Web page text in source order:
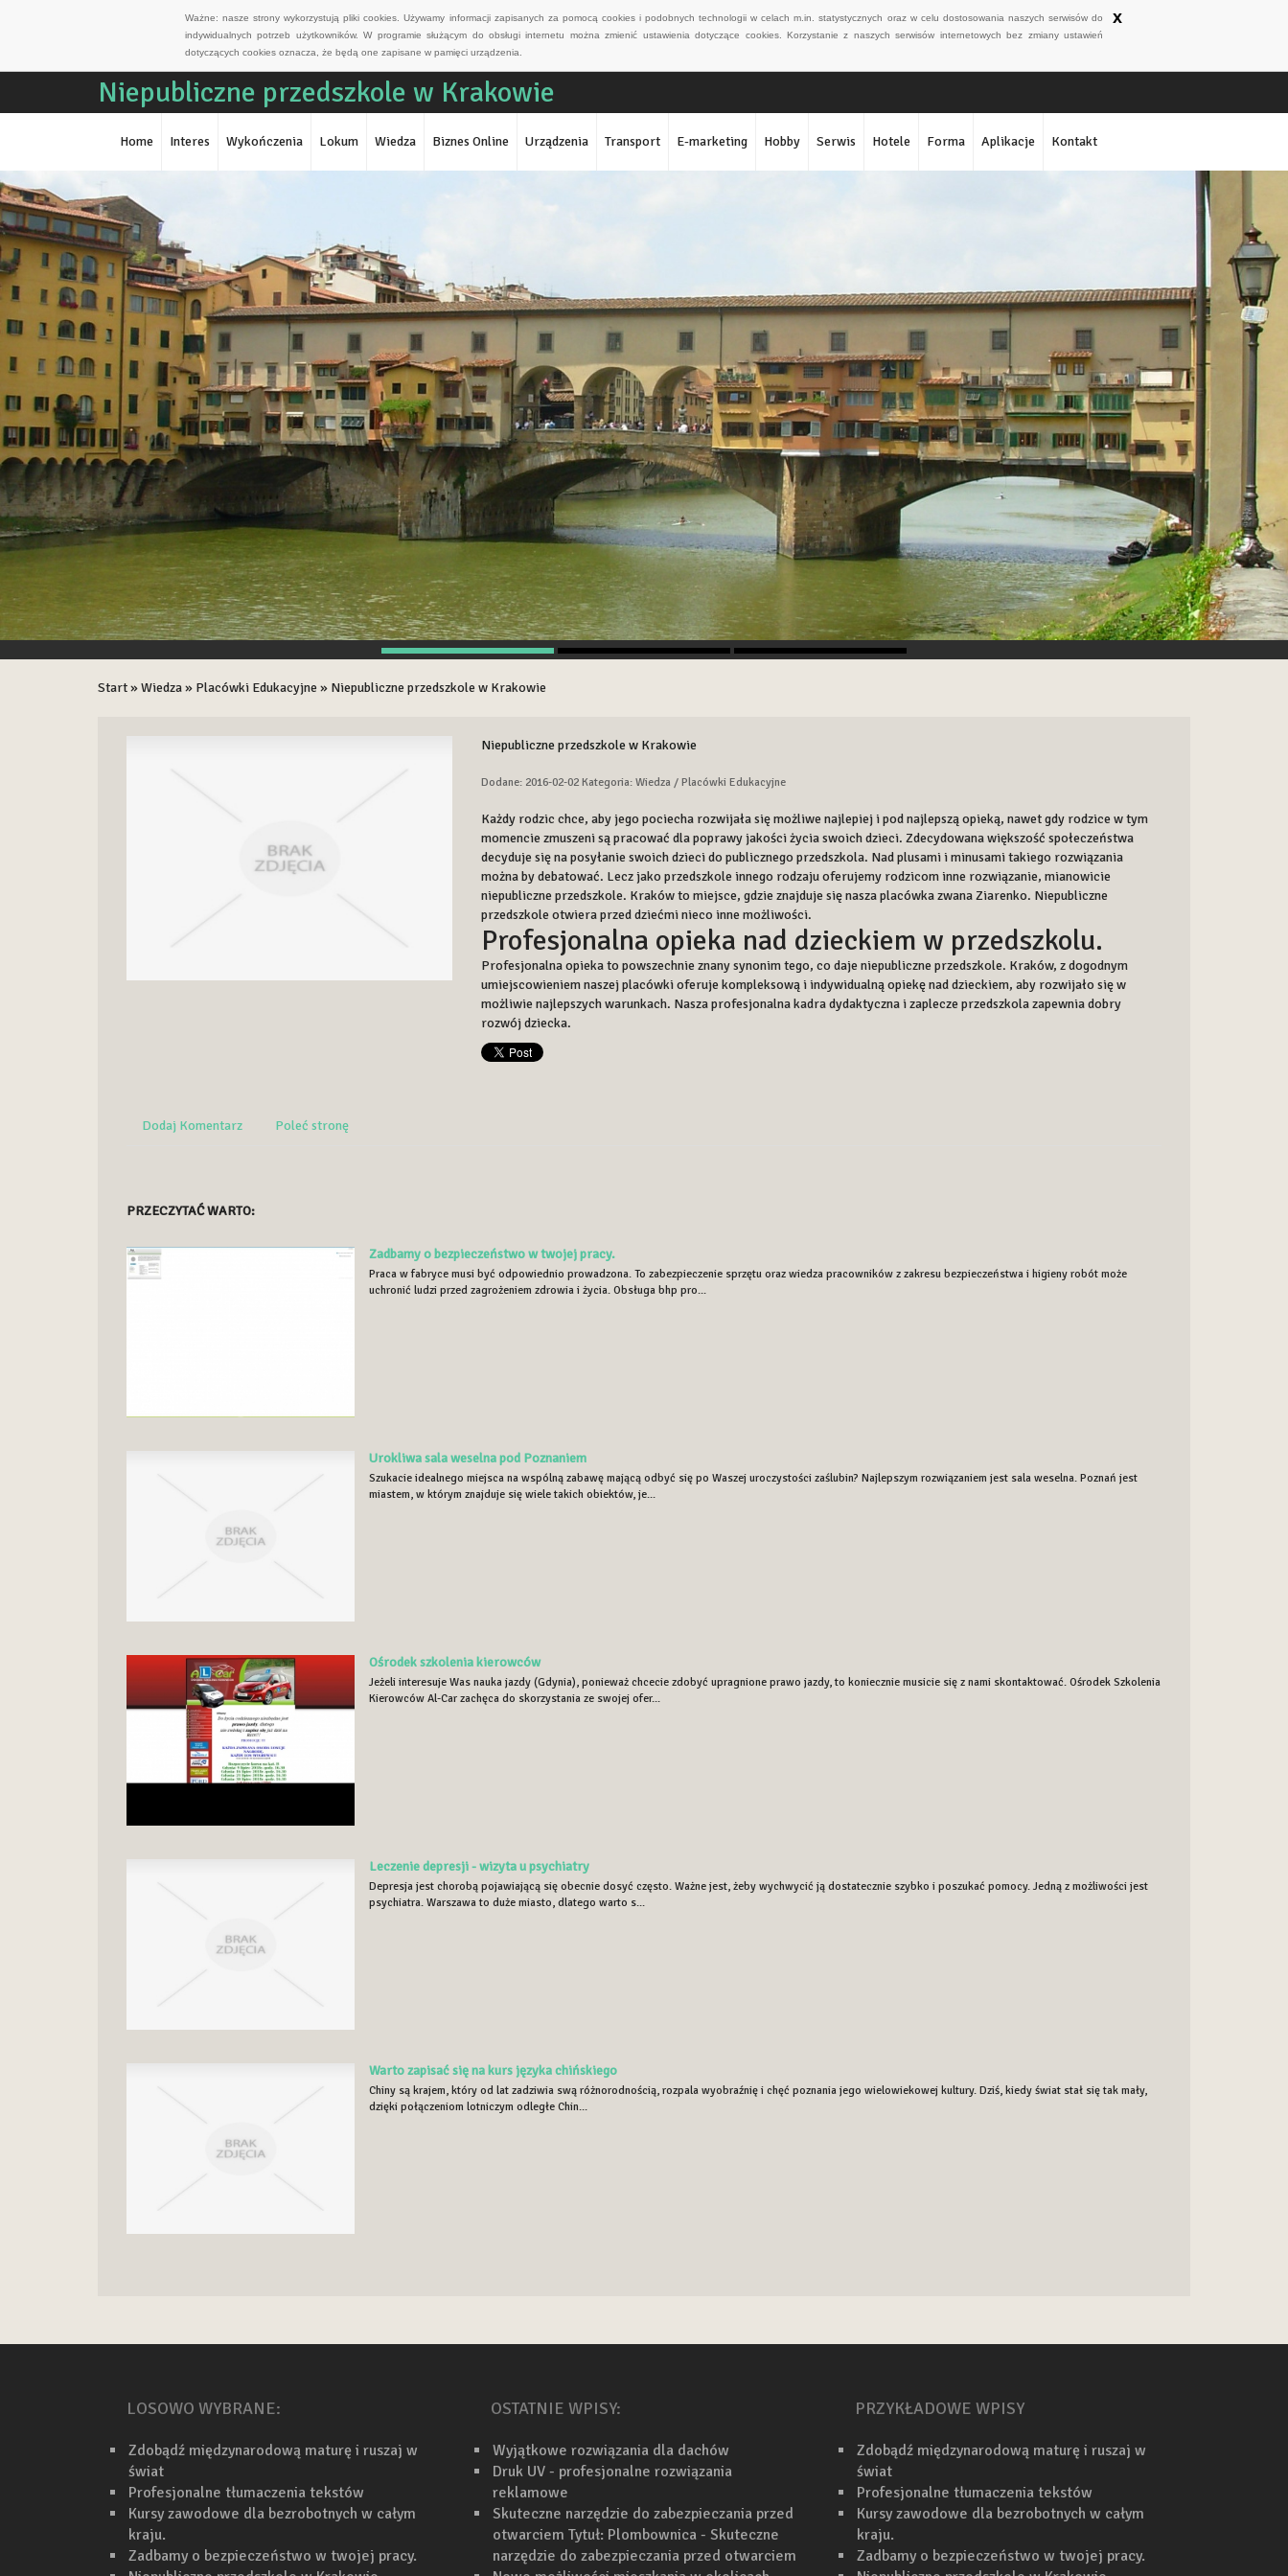
Ważne: nasze strony wykorzystują pliki cookies. Używamy informacji zapisanych za pomocą cookies i podobnych technologii w celach m.in. statystycznych oraz w celu dostosowania naszych serwisów do
indywidualnych potrzeb użytkowników. W programie służącym do obsługi internetu można zmienić ustawienia dotyczące cookies. Korzystanie z naszych serwisów internetowych bez zmiany ustawień
dotyczących cookies oznacza, że będą one zapisane w pamięci urządzenia.
x
Niepubliczne przedszkole w Krakowie
Home Interes Wykończenia Lokum Wiedza Biznes Online Urządzenia Transport E-marketing Hobby Serwis Hotele Forma Aplikacje Kontakt
Start»Wiedza» Placówki Edukacyjne » Niepubliczne przedszkole w Krakowie
Niepubliczne przedszkole w Krakowie
Dodane: 2016-02-02 Kategoria: Wiedza / Placówki Edukacyjne
Każdy rodzic chce, aby jego pociecha rozwijała się możliwe najlepiej i pod najlepszą opieką, nawet gdy rodzice w tym
momencie zmuszeni są pracować dla poprawy jakości życia swoich dzieci. Zdecydowana większość społeczeństwa
decyduje się na posyłanie swoich dzieci do publicznego przedszkola. Nad plusami i minusami takiego rozwiązania
można by debatować. Lecz jako przedszkole innego rodzaju oferujemy rodzicom inne rozwiązanie, mianowicie
niepubliczne przedszkole. Kraków to miejsce, gdzie znajduje się nasza placówka zwana Ziarenko. Niepubliczne
przedszkole otwiera przed dziećmi nieco inne możliwości.
Profesjonalna opieka nad dzieckiem w przedszkolu.
Profesjonalna opieka to powszechnie znany synonim tego, co daje niepubliczne przedszkole. Kraków, z dogodnym
umiejscowieniem naszej placówki oferuje kompleksową i indywidualną opiekę nad dzieckiem, aby rozwijało się w
możliwie najlepszych warunkach. Nasza profesjonalna kadra dydaktyczna i zaplecze przedszkola zapewnia dobry
rozwój dziecka.
Dodaj Komentarz Poleć stronę
PRZECZYTAĆ WARTO:
Zadbamy o bezpieczeństwo w twojej pracy.
Praca w fabryce musi być odpowiednio prowadzona. To zabezpieczenie sprzętu oraz wiedza pracowników z zakresu bezpieczeństwa i higieny robót może
uchronić ludzi przed zagrożeniem zdrowia i życia. Obsługa bhp pro...
Urokliwa sala weselna pod Poznaniem
Szukacie idealnego miejsca na wspólną zabawę mającą odbyć się po Waszej uroczystości zaślubin? Najlepszym rozwiązaniem jest sala weselna. Poznań jest
miastem, w którym znajduje się wiele takich obiektów, je...
Ośrodek szkolenia kierowców
Jeżeli interesuje Was nauka jazdy (Gdynia), ponieważ chcecie zdobyć upragnione prawo jazdy, to koniecznie musicie się z nami skontaktować. Ośrodek Szkolenia
Kierowców Al-Car zachęca do skorzystania ze swojej ofer...
Leczenie depresji - wizyta u psychiatry
Depresja jest chorobą pojawiającą się obecnie dosyć często. Ważne jest, żeby wychwycić ją dostatecznie szybko i poszukać pomocy. Jedną z możliwości jest
psychiatra. Warszawa to duże miasto, dlatego warto s...
Warto zapisać się na kurs języka chińskiego
Chiny są krajem, który od lat zadziwia swą różnorodnością, rozpala wyobraźnię i chęć poznania jego wielowiekowej kultury. Dziś, kiedy świat stał się tak mały,
dzięki połączeniom lotniczym odległe Chin...
LOSOWO WYBRANE:
Zdobądź międzynarodową maturę i ruszaj w
świat
Profesjonalne tłumaczenia tekstów
Kursy zawodowe dla bezrobotnych w całym
kraju.
Zadbamy o bezpieczeństwo w twojej pracy.
OSTATNIE WPISY:
Wyjątkowe rozwiązania dla dachów
Druk UV - profesjonalne rozwiązania
reklamowe
Skuteczne narzędzie do zabezpieczania przed
otwarciem Tytuł: Plombownica - Skuteczne
narzędzie do zabezpieczania przed otwarciem
PRZYKŁADOWE WPISY
Zdobądź międzynarodową maturę i ruszaj w
świat
Profesjonalne tłumaczenia tekstów
Kursy zawodowe dla bezrobotnych w całym
kraju.
Zadbamy o bezpieczeństwo w twojej pracy.